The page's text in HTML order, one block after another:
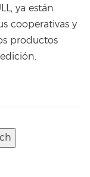
ya están
cooperativas y
productos